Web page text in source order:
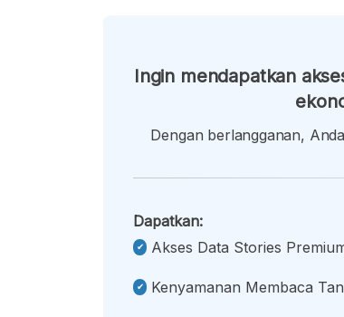
Ingin mendapatkan
Dengan berlangganan,
Dapatkan:
Akses Data Stories
Kenyamanan Membaca